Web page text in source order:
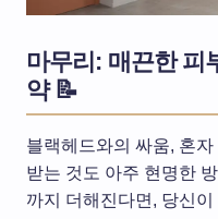
마무리: 매끈한 피
약 📝
블랙헤드와의 싸움, 혼
받는 것도 아주 현명한
까지 더해진다면, 당신